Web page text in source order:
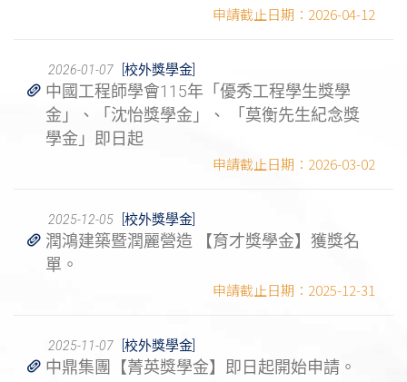
2026-04-12
2026-01-07 [校外獎學金]
中國工程師學會115年「優秀工程學生獎學
金」、「沈怡獎學金」、 「莫衡先生紀念獎
學金」即日起
2026-03-02
2025-12-05 [校外獎學金]
潤鴻建築暨潤麗營造 【育才獎學金】獲獎名
單。
2025-12-31
2025-11-07 [校外獎學金]
中鼎集團【菁英獎學金】即日起開始申請。